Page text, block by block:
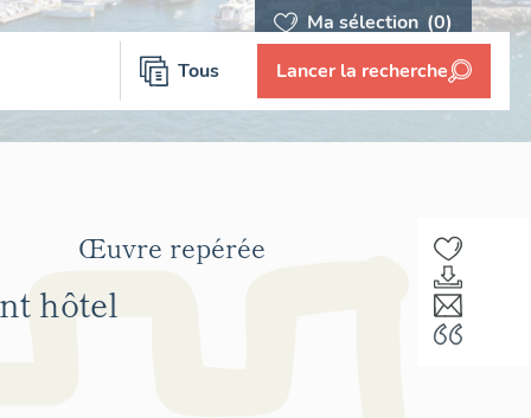
Ma sélection (0)
Tous Lancer la recherche
hôtel
Œuvre repérée